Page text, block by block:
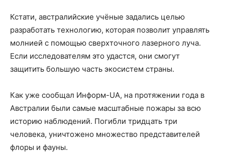
Кстати, австралийские учёные задались целью
разработать технологию, которая позволит управлять
молнией с помощью сверхточного лазерного луча.
Если исследователям это удастся, они смогут
защитить большую часть экосистем страны.
Как уже сообщал Информ-UA, на протяжении года в
Австралии были самые масштабные пожары за всю
историю наблюдений. Погибли тридцать три
человека, уничтожено множество представителей
флоры и фауны.